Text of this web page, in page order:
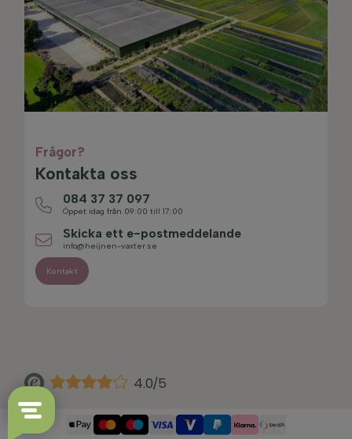
Frågor?
Kontakta oss
084 37 37 097
Öppet idag från 09:00 till 17:00
Skicka ett e-postmeddelande
info@heijnen-vaxter.se
Kontakt
4.0/5